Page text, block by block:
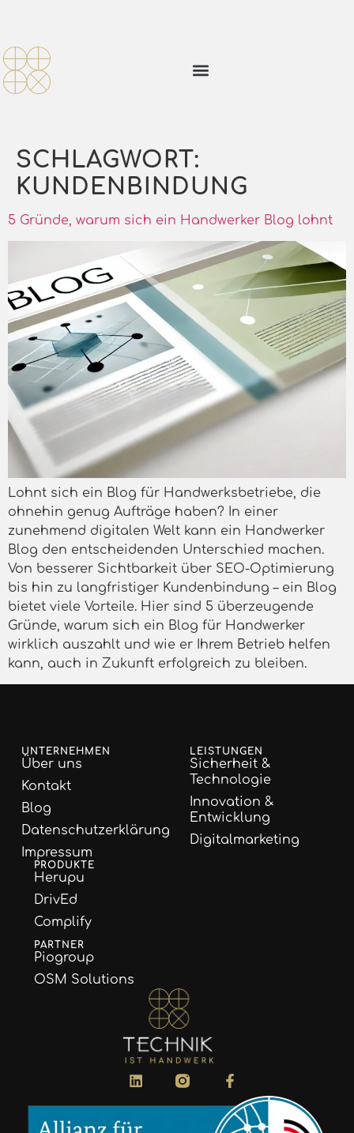
SCHLAGWORT:
KUNDENBINDUNG
5 Gründe, warum sich ein Handwerker Blog lohnt
Lohnt sich ein Blog für Handwerksbetriebe, die
ohnehin genug Aufträge haben? In einer
zunehmend digitalen Welt kann ein Handwerker
Blog den entscheidenden Unterschied machen.
Von besserer Sichtbarkeit über SEO-Optimierung
bis hin zu langfristiger Kundenbindung – ein Blog
bietet viele Vorteile. Hier sind 5 überzeugende
Gründe, warum sich ein Blog für Handwerker
wirklich auszahlt und wie er Ihrem Betrieb helfen
kann, auch in Zukunft erfolgreich zu bleiben.
UNTERNEHMEN
Über uns
Kontakt
Blog
Datenschutzerklärung
Impressum
LEISTUNGEN
Sicherheit &
Technologie
Innovation &
Entwicklung
Digitalmarketing
PRODUKTE
Herupu
DrivEd
Complify
PARTNER
Piogroup
OSM Solutions